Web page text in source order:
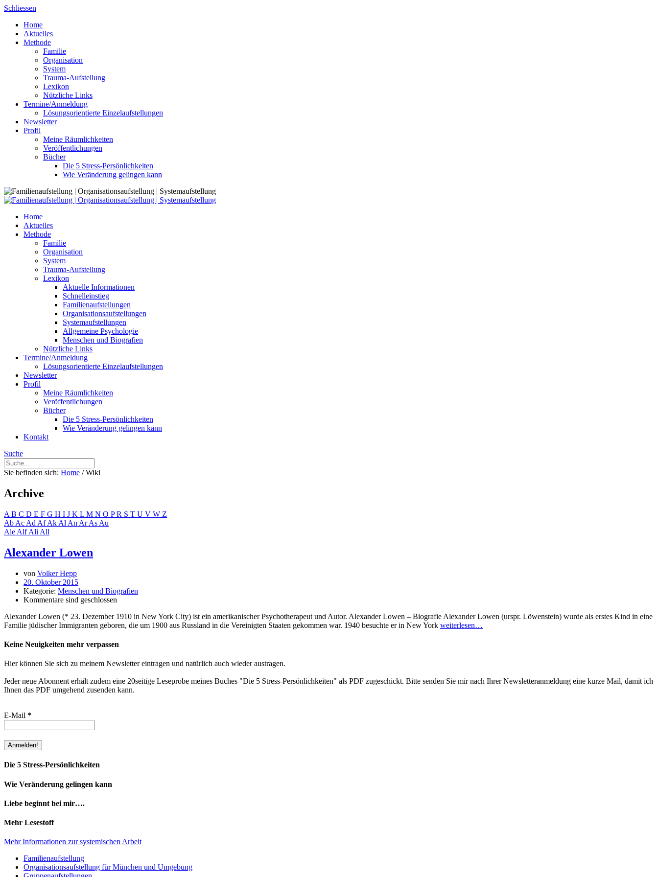
Skip
content
Schliessen
Home
Aktuelles
Methode
Familie
Organisation
System
Trauma-Aufstellung
Lexikon
Nützliche Links
Termine/Anmeldung
Lösungsorientierte Einzelaufstellungen
Newsletter
Profil
Meine Räumlichkeiten
Veröffentlichungen
Bücher
Die 5 Stress-Persönlichkeiten
Wie Veränderung gelingen kann
Home
Aktuelles
Methode
Familie
Organisation
System
Trauma-Aufstellung
Lexikon
Aktuelle Informationen
Schnelleinstieg
Familienaufstellungen
Organisationsaufstellungen
Systemaufstellungen
Allgemeine Psychologie
Menschen und Biografien
Nützliche Links
Termine/Anmeldung
Lösungsorientierte Einzelaufstellungen
Newsletter
Profil
Meine Räumlichkeiten
Veröffentlichungen
Bücher
Die 5 Stress-Persönlichkeiten
Wie Veränderung gelingen kann
Kontakt
Suche
Sie befinden sich: Home / Wiki
Archive
A B C D E F G H I J K L M N O PR S T U V W Z
Ab Ac Ad AfAk Al An ArAs Au
Ale AlfAli All
Alexander Lowen
von Volker Hepp
20. Oktober 2015
Kategorie: Menschen und Biografien
Kommentare sind geschlossen
Alexander Lowen (* 23. Dezember 1910 in New York City) ist ein amerikanischer Psychotherapeut und Autor. Alexander Lowen – Biografie Alexander Lowen (urspr. Löwenstein) wurde als erstes Kind in eine
Familie jüdischer Immigranten geboren, die um 1900 aus Russland in die Vereinigten Staaten gekommen war. 1940 besuchte er in New York weiterlesen…
Keine Neuigkeiten mehr verpassen
Hier können Sie sich zu meinem Newsletter eintragen und natürlich auch wieder austragen.
Jeder neue Abonnent erhält zudem eine 20seitige Leseprobe meines Buches "Die 5 Stress-Persönlichkeiten" als PDF zugeschickt. Bitte senden Sie mir nach Ihrer Newsletteranmeldung eine kurze Mail, damit ich
Ihnen das PDF umgehend zusenden kann.
E-Mail *
Die 5 Stress-Persönlichkeiten
Wie Veränderung gelingen kann
Liebe beginnt bei mir….
Mehr Lesestoff
Mehr Informationen zur systemischen Arbeit
Familienaufstellung
Organisationsaufstellung für München und Umgebung